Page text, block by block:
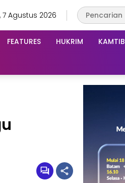
7 Agustus 2026
FEATURES HUKRIM